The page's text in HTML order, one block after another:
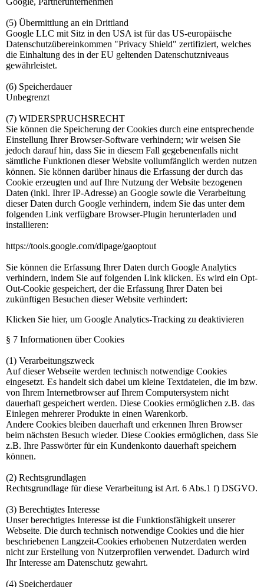
(5) Übermittlung an ein Drittland
Google LLC mit Sitz in den USA ist für das US-europäische
Datenschutzübereinkommen "Privacy Shield" zertifiziert, welches
die Einhaltung des in der EU geltenden Datenschutzniveaus
gewährleistet.
(6) Speicherdauer
Unbegrenzt
(7) WIDERSPRUCHSRECHT
Sie können die Speicherung der Cookies durch eine entsprechende
Einstellung Ihrer Browser-Software verhindern; wir weisen Sie
jedoch darauf hin, dass Sie in diesem Fall gegebenenfalls nicht
sämtliche Funktionen dieser Website vollumfänglich werden nutzen
können. Sie können darüber hinaus die Erfassung der durch das
Cookie erzeugten und auf Ihre Nutzung der Website bezogenen
Daten (inkl. Ihrer IP-Adresse) an Google sowie die Verarbeitung
dieser Daten durch Google verhindern, indem Sie das unter dem
folgenden Link verfügbare Browser-Plugin herunterladen und
installieren:
https://tools.google.com/dlpage/gaoptout
Sie können die Erfassung Ihrer Daten durch Google Analytics
verhindern, indem Sie auf folgenden Link klicken. Es wird ein Opt-
Out-Cookie gespeichert, der die Erfassung Ihrer Daten bei
zukünftigen Besuchen dieser Website verhindert:
Klicken Sie hier, um Google Analytics-Tracking zu deaktivieren
§ 7 Informationen über Cookies
(1) Verarbeitungszweck
Auf dieser Webseite werden technisch notwendige Cookies
eingesetzt. Es handelt sich dabei um kleine Textdateien, die im bzw.
von Ihrem Internetbrowser auf Ihrem Computersystem nicht
dauerhaft gespeichert werden. Diese Cookies ermöglichen z.B. das
Einlegen mehrerer Produkte in einen Warenkorb.
Andere Cookies bleiben dauerhaft und erkennen Ihren Browser
beim nächsten Besuch wieder. Diese Cookies ermöglichen, dass Sie
z.B. Ihre Passwörter für ein Kundenkonto dauerhaft speichern
können.
(2) Rechtsgrundlagen
Rechtsgrundlage für diese Verarbeitung ist Art. 6 Abs.1 f) DSGVO.
(3) Berechtigtes Interesse
Unser berechtigtes Interesse ist die Funktionsfähigkeit unserer
Webseite. Die durch technisch notwendige Cookies und die hier
beschriebenen Langzeit-Cookies erhobenen Nutzerdaten werden
nicht zur Erstellung von Nutzerprofilen verwendet. Dadurch wird
Ihr Interesse am Datenschutz gewahrt.
(4) Speicherdauer